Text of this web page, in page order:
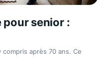
pour senior :
après 70 ans. Ce